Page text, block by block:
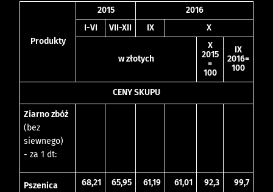
Produkty
2015
2016
I-VI
VII-XII IX X
w złotych
X
2015
=
100
IX
2016=
100
CENY SKUPU
Ziarno zbóż
(bez
siewnego)
- za 1 dt:
Pszenica 68,21 65,95 61,19 61,01 92,3 99,7